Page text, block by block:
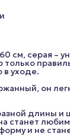
см, серая –
в уходе.
он
длины и
станет
и не